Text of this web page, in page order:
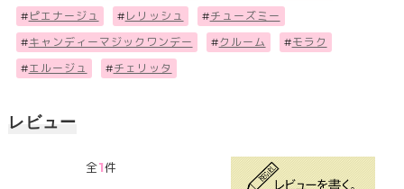
# ピエナージュ # レリッシュ #チューズミー
#キャンディーマジックワンデー #クルーム #モラク
#エルージュ #チェリッタ
レビュー
全1件